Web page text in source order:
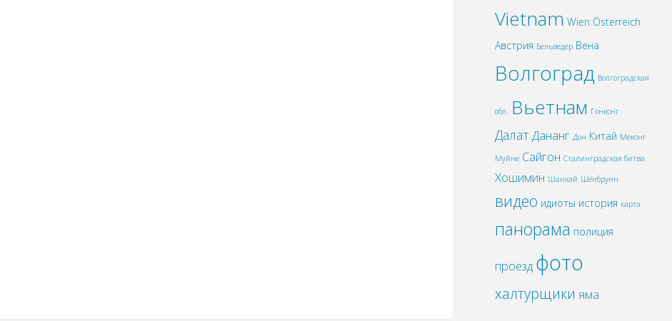
Vietnam Wien Österreich
Австрия Бельведер Вена
Волгоград Волгоградская
обл. Вьетнам Гонконг
ДалатДананг Дон Китай Меконг
Муйне Сайгон Сталинградская битва
Хошимин Шанхай Шёнбрунн
видео идиоты история карта
панорама полиция
проезд фото
халтурщики яма